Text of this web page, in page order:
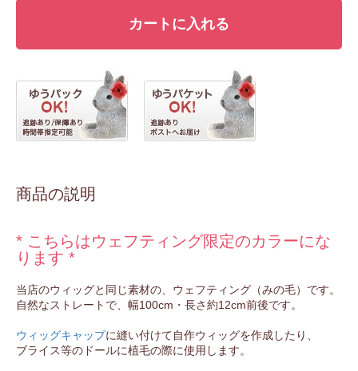
カートに入れる
商品の説明
* こちらはウェフティング限定のカラーにな
ります *
当店のウィッグと同じ素材の、ウェフティング（みの毛）です。
自然なストレートで、幅100cm・長さ約12cm前後です。
ウィッグキャップに縫い付けて自作ウィッグを作成したり、
ブライス等のドールに植毛の際に使用します。